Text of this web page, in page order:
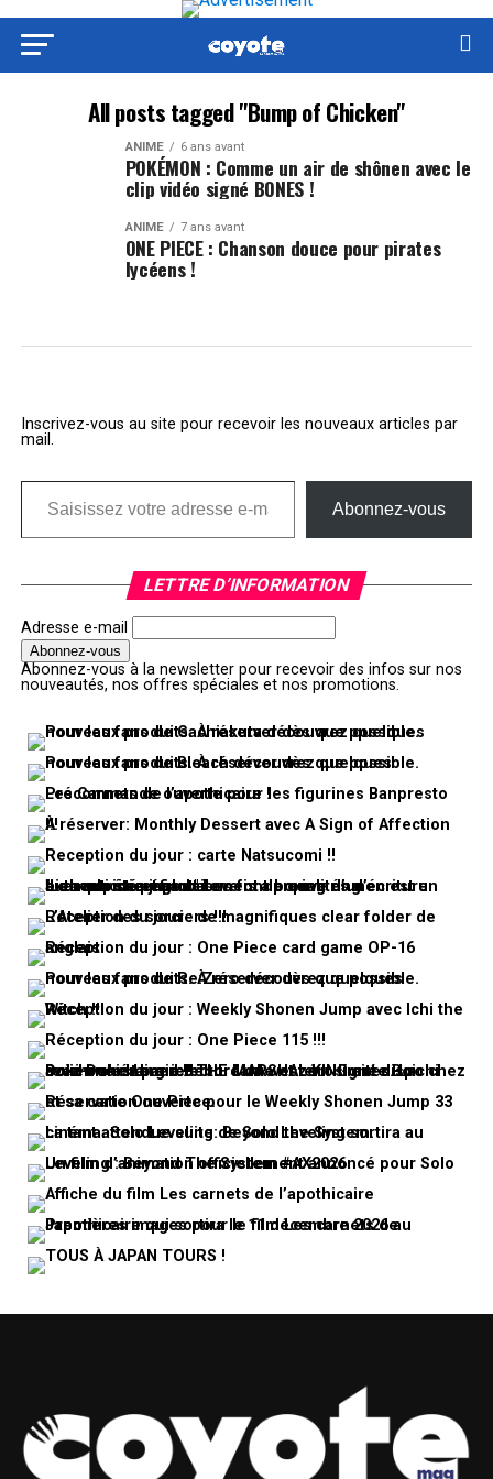
All posts tagged "Bump of Chicken"
ANIME 6 ans avant
POKÉMON : Comme un air de shônen avec le
clip vidéo signé BONES !
ANIME 7 ans avant
ONE PIECE : Chanson douce pour pirates
lycéens !
Inscrivez-vous au site pour recevoir les nouveaux articles par
mail.
Saisissez votre adresse e-mail…
Abonnez-vous
LETTRE D’INFORMATION
Adresse e-mail
Abonnez-vous à la newsletter pour recevoir des infos sur nos
nouveautés, nos offres spéciales et nos promotions.